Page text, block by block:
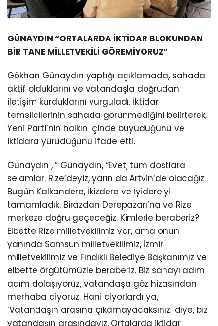
GÜNAYDIN “ORTALARDA İKTİDAR BLOKUNDAN
BİR TANE MİLLETVEKİLİ GÖREMİYORUZ”
Gökhan Günaydın yaptığı açıklamada, sahada
aktif olduklarını ve vatandaşla doğrudan
iletişim kurduklarını vurguladı. İktidar
temsilcilerinin sahada görünmediğini belirterek,
Yeni Parti’nin halkın içinde büyüdüğünü ve
iktidara yürüdüğünü ifade etti.
Günaydın , ” Günaydın, “Evet, tüm dostlara
selamlar. Rize’deyiz, yarın da Artvin’de olacağız.
Bugün Kalkandere, İkizdere ve İyidere’yi
tamamladık. Birazdan Derepazarı’na ve Rize
merkeze doğru geçeceğiz. Kimlerle beraberiz?
Elbette Rize milletvekilimiz var, ama onun
yanında Samsun milletvekilimiz, İzmir
milletvekilimiz ve Fındıklı Belediye Başkanımız ve
elbette örgütümüzle beraberiz. Biz sahayı adım
adım dolaşıyoruz, vatandaşa göz hizasından
merhaba diyoruz. Hani diyorlardı ya,
‘Vatandaşın arasına çıkamayacaksınız’ diye, biz
vatandaşın arasındayız. Ortalarda iktidar